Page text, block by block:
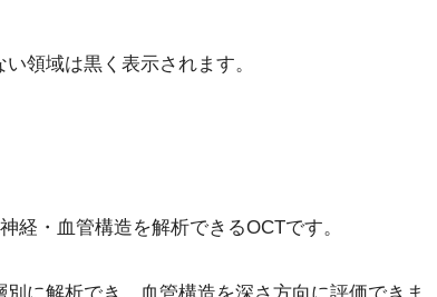
領域は黒く表示されます。
経・血管構造を解析できるOCTです。